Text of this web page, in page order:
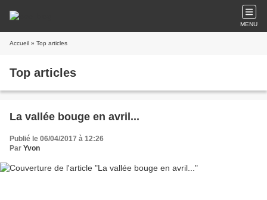
MENU
Accueil » Top articles
Top articles
La vallée bouge en avril...
Publié le 06/04/2017 à 12:26
Par Yvon